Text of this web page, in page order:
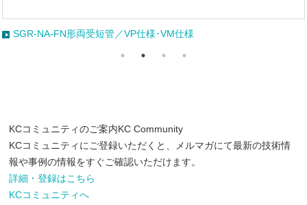
SGR-NA-FN形両受短管／VP仕様･VM仕様
KCコミュニティのご案内KC Community
KCコミュニティにご登録いただくと、メルマガにて最新の技術情
報や事例の情報をすぐご確認いただけます。
詳細・登録はこちら
KCコミュニティへ